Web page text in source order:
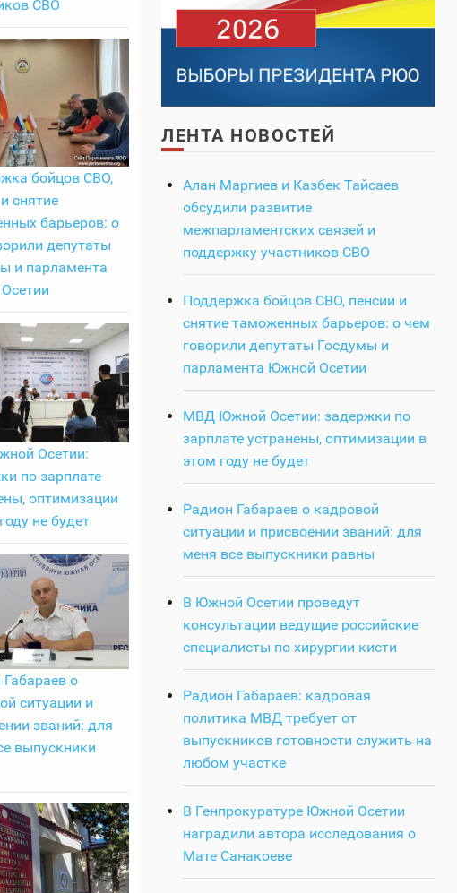
СВО
бойцов СВО,
снятие
барьеров: о
депутаты
и парламента
Осетии:
по зарплате
оптимизации
не будет
о
ситуации и
званий: для
выпускники
ЛЕНТА НОВОСТЕЙ
Алан Маргиев и Казбек Тайсаев
обсудили развитие
межпарламентских связей и
поддержку участников СВО
Поддержка бойцов СВО, пенсии и
снятие таможенных барьеров: о чем
говорили депутаты Госдумы и
парламента Южной Осетии
МВД Южной Осетии: задержки по
зарплате устранены, оптимизации в
этом году не будет
Радион Габараев о кадровой
ситуации и присвоении званий: для
меня все выпускники равны
В Южной Осетии проведут
консультации ведущие российские
специалисты по хирургии кисти
Радион Габараев: кадровая
политика МВД требует от
выпускников готовности служить на
любом участке
В Генпрокуратуре Южной Осетии
наградили автора исследования о
Мате Санакоеве